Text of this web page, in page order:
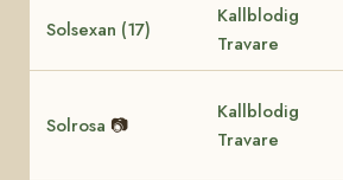
Solsexan (17)
Kallblodig
Travare
Solrosa 📷
Kallblodig
Travare